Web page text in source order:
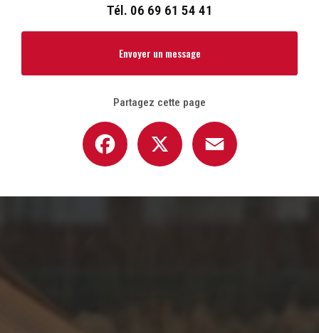
Tél. 06 69 61 54 41
Envoyer un message
Partagez cette page
Facebook